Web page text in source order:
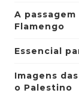
A
Flamengo
Essencial
Imagens
o Palestino